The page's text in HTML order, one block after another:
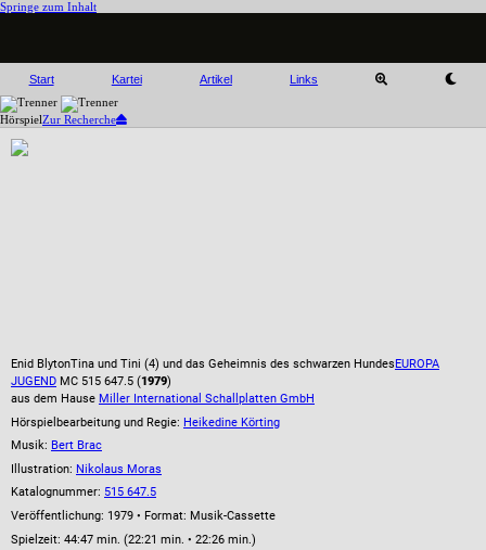
Springe zum Inhalt
Start Kartei Artikel Links
HörspielZur Recherche
Enid BlytonTina und Tini (4) und das Geheimnis des schwarzen HundesEUROPA
JUGEND MC 515 647.5 (1979)
aus dem Hause Miller International Schallplatten GmbH
Hörspielbearbeitung und Regie: Heikedine Körting
Musik: Bert Brac
Illustration: Nikolaus Moras
Katalognummer: 515 647.5
Veröffentlichung: 1979 • Format: Musik-Cassette
Spielzeit: 44:47 min. (22:21 min. • 22:26 min.)